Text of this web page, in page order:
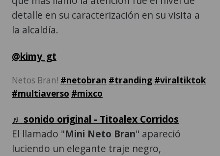
detalle en su caracterización en su visita a
la alcaldía.
@kimy_gt
Netos Bran! #netobran #tranding #viraltiktok
#multiaverso #mixco
♬ sonido original - Titoalex Corridos
El llamado "Mini Neto Bran" apareció
luciendo un elegante traje negro,